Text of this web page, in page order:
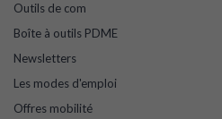
Outils de com
Boîte à outils PDME
Newsletters
Les modes d'emploi
Offres mobilité